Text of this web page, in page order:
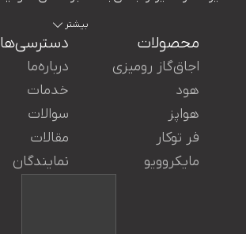
ایران در کنار شما هستند.
بیشتر
محصولات
اجاق‌گاز رومیزی
هود
هواپز
فر توکار
مایکروویو
دسترسی‌ها
درباره‌ما
خدمات
سوالات
مقالات
نمایندگان